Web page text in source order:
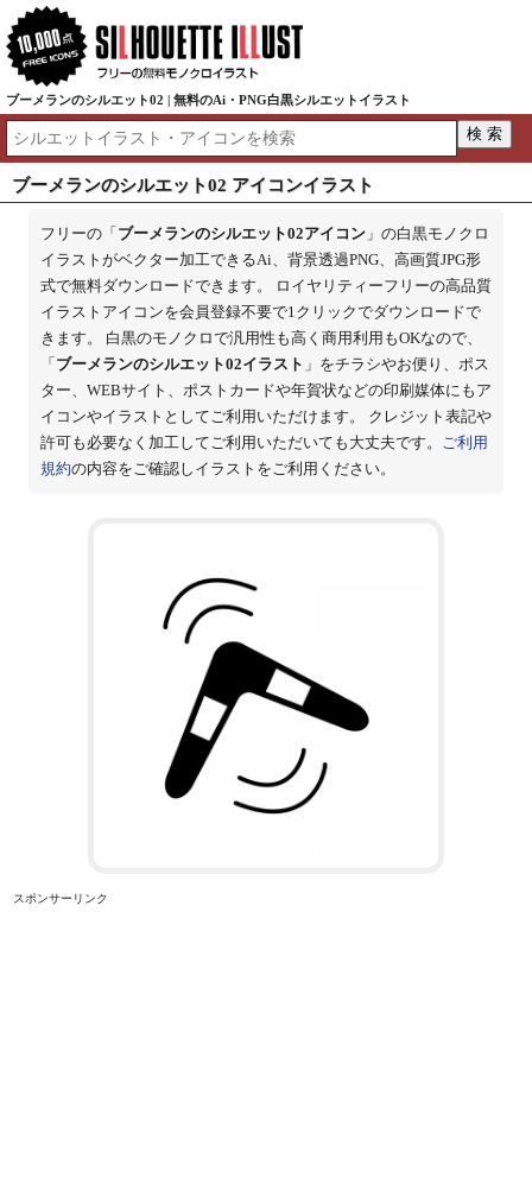
ブーメランのシルエット02 | 無料のAi・PNG白黒シルエットイラスト
ブーメランのシルエット02 アイコンイラスト
フリーの「 ブーメランのシルエット02アイコン」の白黒モノクロ
イラストがベクター加工できるAi、背景透過PNG、高画質JPG形
式で無料ダウンロードできます。 ロイヤリティーフリーの高品質
イラストアイコンを会員登録不要で1クリックでダウンロードで
きます。 白黒のモノクロで汎用性も高く商用利用もOKなので、
「 ブーメランのシルエット02イラスト 」をチラシやお便り、ポス
ター、WEBサイト、ポストカードや年賀状などの印刷媒体にもア
イコンやイラストとしてご利用いただけます。 クレジット表記や
許可も必要なく加工してご利用いただいても大丈夫です。 ご利用
規約の内容をご確認しイラストをご利用ください。
スポンサーリンク